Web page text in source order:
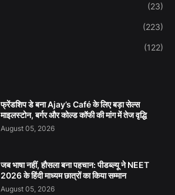
(23)
(223)
(122)
फ्रेंडशिप डे बना Ajay’s Café के लिए बड़ा सेल्स
माइलस्टोन, बर्गर और कोल्ड कॉफी की मांग में तेज वृद्धि
August 05, 2026
जब भाषा नहीं, हौसला बना पहचान: पीडब्ल्यू ने NEET
2026 के हिंदी माध्यम छात्रों का किया सम्मान
August 05, 2026